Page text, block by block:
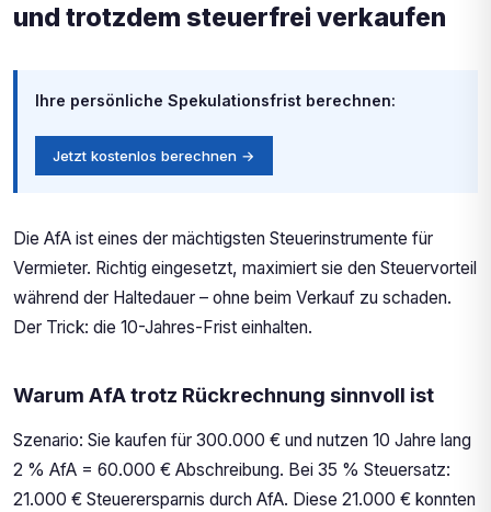
und trotzdem steuerfrei verkaufen
Ihre persönliche Spekulationsfrist berechnen:
Jetzt kostenlos berechnen →
Die AfA ist eines der mächtigsten Steuerinstrumente für
Vermieter. Richtig eingesetzt, maximiert sie den Steuervorteil
während der Haltedauer – ohne beim Verkauf zu schaden.
Der Trick: die 10-Jahres-Frist einhalten.
Warum AfA trotz Rückrechnung sinnvoll ist
Szenario: Sie kaufen für 300.000 € und nutzen 10 Jahre lang
2 % AfA = 60.000 € Abschreibung. Bei 35 % Steuersatz:
21.000 € Steuerersparnis durch AfA. Diese 21.000 € konnten